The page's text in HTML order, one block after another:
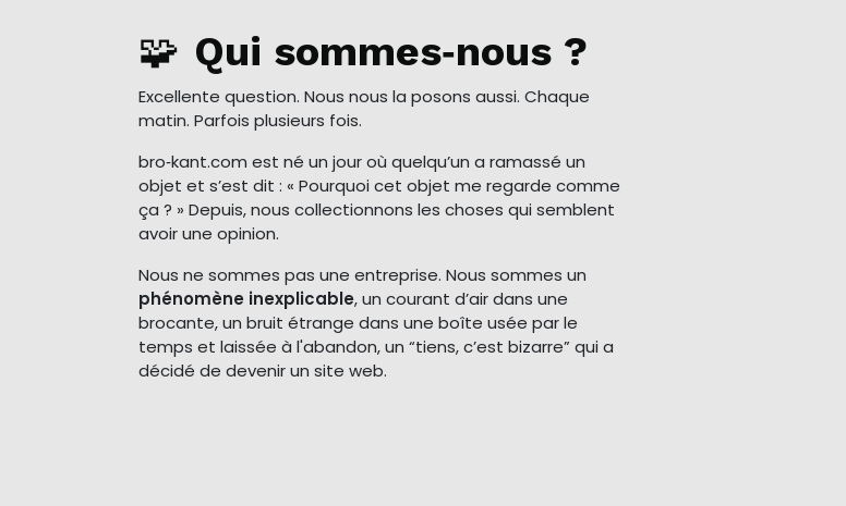
🧩 Qui sommes‑nous ?
Excellente question. Nous nous la posons aussi. Chaque
matin. Parfois plusieurs fois.
bro‑kant.com est né un jour où quelqu’un a ramassé un
objet et s’est dit : « Pourquoi cet objet me regarde comme
ça ? » Depuis, nous collectionnons les choses qui semblent
avoir une opinion.
Nous ne sommes pas une entreprise. Nous sommes un
phénomène inexplicable, un courant d’air dans une
brocante, un bruit étrange dans une boîte usée par le
temps et laissée à l'abandon, un “tiens, c’est bizarre” qui a
décidé de devenir un site web.